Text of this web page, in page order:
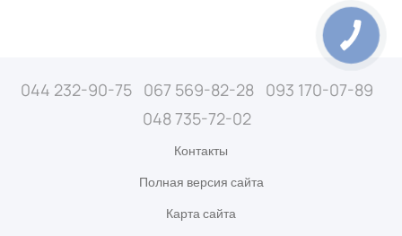
044 232-90-75 067 569-82-28
093 170-07-89
048 735-72-02
Контакты
Полная версия сайта
Карта сайта